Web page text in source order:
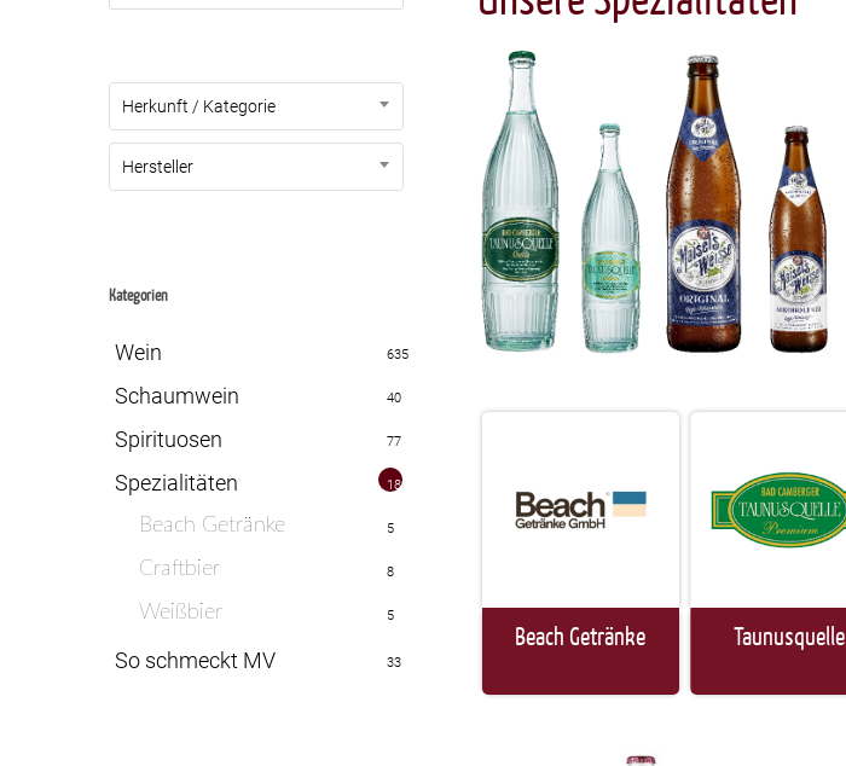
Herkunft / Kategorie
Hersteller
Kategorien
Wein 635
Schaumwein 40
Spirituosen 77
Spezialitäten 18
Beach Getränke 5
Craftbier 8
Weißbier 5
So schmeckt MV 33
Beach Getränke Taunusquelle